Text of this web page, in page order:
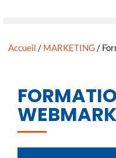
Accueil / MARKETING /